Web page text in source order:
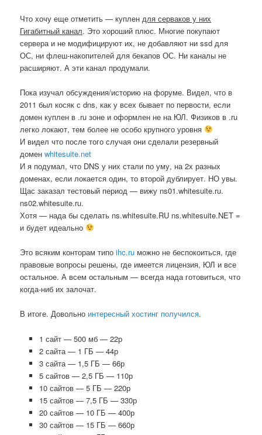
Что хочу еще отметить — куплендля серваков у них
Гигабитный канал. Это хороший плюс. Многие покупают
сервера и не модифицируют их, не добавляют ни ssd для
ОС, ни флеш-накопителей для бекапов ОС. Ни каналы не
расширяют. А эти канал продумали.
Пока изучал обсуждения/историю на форуме. Видел, что в
2011 был косяк с dns, как у всех бывает по первости, если
домен куплен в .ru зоне и оформлен не на ЮЛ. Физиков в .ru
легко локают, тем более не особо крупного уровня
И видел что после того случая они сделали резервный
доменwhitesuite.net
И я подумал, что DNS у них стали по уму, на 2х разных
доменах, если локается один, то второй дублирует. НО увы.
Щас заказал тестовый период — вижу ns01.whitesuite.ru.
ns02.whitesuite.ru.
Хотя — нада бы сделать ns.whitesuite.RU ns.whitesuite.NET =
и будет идеально
Это всяким конторам типоihc.ru можно не беспокоиться, где
правовые вопросы решены, где имеется лицензия, ЮЛ и все
остальное. А всем остальным — всегда нада готовиться, что
когда-ниб их залочат.
В итоге. Довольно интересный хостинг получился.
1 сайт — 500 мб — 22р
2 сайта — 1 ГБ — 44р
3 сайта — 1,5 ГБ — 66р
5 сайтов — 2,5 ГБ — 110р
10 сайтов — 5 ГБ — 220р
15 сайтов — 7,5 ГБ — 330р
20 сайтов — 10 ГБ — 400р
30 сайтов — 15 ГБ — 660р